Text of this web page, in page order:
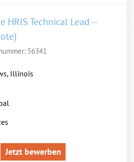
HRIS Technical Lead --
56341
Illinois
Jetzt bewerben